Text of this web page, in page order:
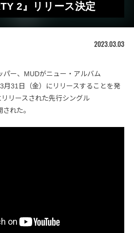
2』リリース決定
2023.03.03
パー、MUDがニュー・アルバム
月31日（金）にリリースすることを発
リースされた先行シングル
れた。